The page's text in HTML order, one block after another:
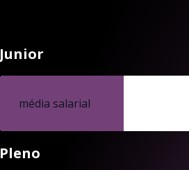
Junior
média salarial
Pleno